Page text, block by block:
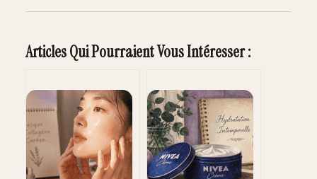
Articles Qui Pourraient Vous Intéresser :